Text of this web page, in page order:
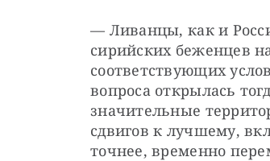
— Ливанцы, как и
сирийских беженцев
соответствующих
вопроса открылась
значительные
сдвигов к лучшему,
точнее, временно